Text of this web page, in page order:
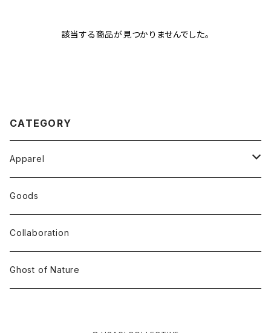
該当する商品が見つかりませんでした。
CATEGORY
Apparel
Tops
T-shirt
Long Sleeve
Accessory
Goods
Collaboration
Ghost of Nature